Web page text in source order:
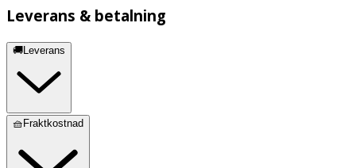
Leverans & betalning
🚚Leverans
🧺Fraktkostnad